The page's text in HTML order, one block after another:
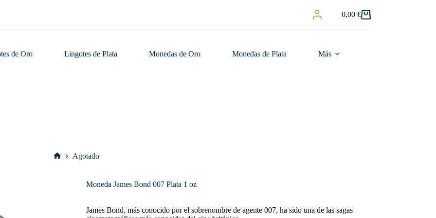
Carro
0,00 €
de Oro Lingotes de Plata Monedas de Oro Monedas de Plata Más
Agotado
Moneda James Bond 007 Plata 1 oz
James Bond, más conocido por el sobrenombre de agente 007, ha sido una de las sagas